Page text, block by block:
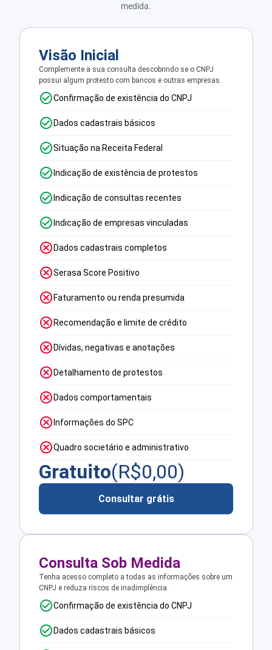
medida.
Visão Inicial
Complemente a sua consulta descobrindo se o CNPJ
possui algum protesto com bancos e outras empresas.
Confirmação de existência do CNPJ
Dados cadastrais básicos
Situação na Receita Federal
Indicação de existência de protestos
Indicação de consultas recentes
Indicação de empresas vinculadas
Dados cadastrais completos
Serasa Score Positivo
Faturamento ou renda presumida
Recomendação e limite de crédito
Dívidas, negativas e anotações
Detalhamento de protestos
Dados comportamentais
Informações do SPC
Quadro societário e administrativo
Gratuito(R$0,00)
Consultar grátis
Consulta Sob Medida
Tenha acesso completo a todas as informações sobre um
CNPJ e reduza riscos de inadimplência.
Confirmação de existência do CNPJ
Dados cadastrais básicos